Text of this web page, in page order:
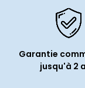
Garantie
jusqu'à 2